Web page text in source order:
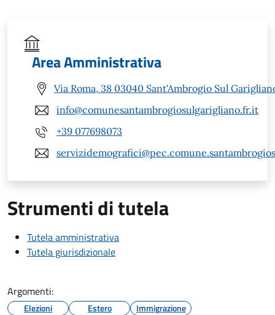
Area Amministrativa
Via Roma, 38 03040 Sant'Ambrogio Sul
info@comunesantambrogiosulgarigliano.fr.it
+39 077698073
Strumenti di tutela
Tutela amministrativa
Tutela giurisdizionale
Argomenti:
Elezioni Estero Immigrazione